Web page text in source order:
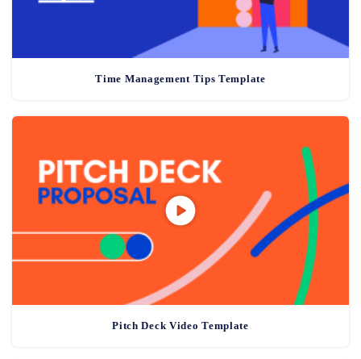
Time Management Tips Template
Pitch Deck Video Template